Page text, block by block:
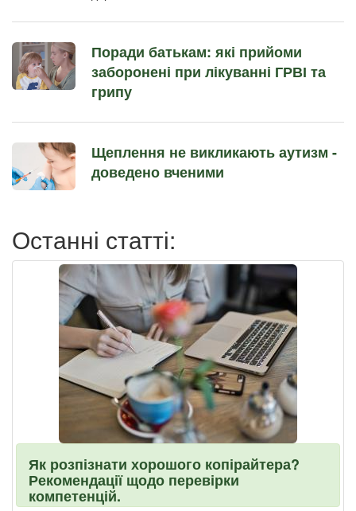
Поради батькам: які прийоми
заборонені при лікуванні ГРВІ та
грипу
Щеплення не викликають аутизм -
доведено вченими
Останні статті:
Як розпізнати хорошого копірайтера?
Рекомендації щодо перевірки
компетенцій.